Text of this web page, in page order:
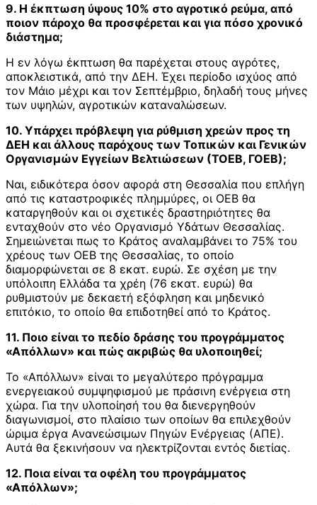
9. Η έκπτωση ύψους 10% στο αγροτικό ρεύμα, από
ποιον πάροχο θα προσφέρεται και για πόσο χρονικό
διάστημα;
Η εν λόγω έκπτωση θα παρέχεται στους αγρότες,
αποκλειστικά, από την ΔΕΗ. Έχει περίοδο ισχύος από
τον Μάιο μέχρι και τον Σεπτέμβριο, δηλαδή τους μήνες
των υψηλών, αγροτικών καταναλώσεων.
10. Υπάρχει πρόβλεψη για ρύθμιση χρεών προς τη
ΔΕΗ και άλλους παρόχους των Τοπικών και Γενικών
Οργανισμών Εγγείων Βελτιώσεων (ΤΟΕΒ, ΓΟΕΒ);
Ναι, ειδικότερα όσον αφορά στη Θεσσαλία που επλήγη
από τις καταστροφικές πλημμύρες, οι ΟΕΒ θα
καταργηθούν και οι σχετικές δραστηριότητες θα
ενταχθούν στο νέο Οργανισμό Υδάτων Θεσσαλίας.
Σημειώνεται πως το Κράτος αναλαμβάνει το 75% του
χρέους των ΟΕΒ της Θεσσαλίας, το οποίο
διαμορφώνεται σε 8 εκατ. ευρώ. Σε σχέση με την
υπόλοιπη Ελλάδα τα χρέη (76 εκατ. ευρώ) θα
ρυθμιστούν με δεκαετή εξόφληση και μηδενικό
επιτόκιο, το οποίο θα επιδοτηθεί από το Κράτος.
11. Ποιο είναι το πεδίο δράσης του προγράμματος
«Απόλλων» και πώς ακριβώς θα υλοποιηθεί;
Το «Απόλλων» είναι το μεγαλύτερο πρόγραμμα
ενεργειακού συμψηφισμού με πράσινη ενέργεια στη
χώρα. Για την υλοποίησή του θα διενεργηθούν
διαγωνισμοί, στο πλαίσιο των οποίων θα επιλεχθούν
ώριμα έργα Ανανεώσιμων Πηγών Ενέργειας (ΑΠΕ).
Αυτά θα ξεκινήσουν να ηλεκτρίζονται εντός διετίας.
12. Ποια είναι τα οφέλη του προγράμματος
«Απόλλων»;